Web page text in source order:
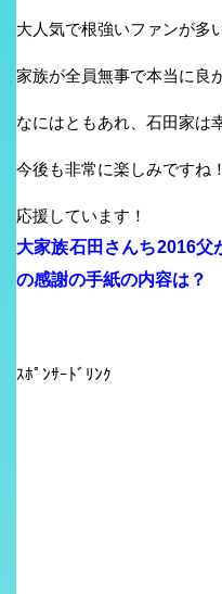
大人気で根強いファンが多
家族が全員無事で本当に良
なにはともあれ、石田家は
今後も非常に楽しみですね！
応援しています！
大家族石田さんち2016父
の感謝の手紙の内容は？
ｽﾎﾟﾝｻｰﾄﾞﾘﾝｸ